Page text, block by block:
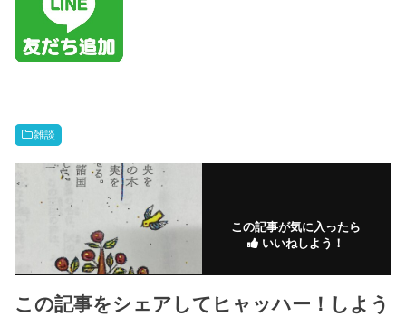
雑談
この記事が気に入ったら
いいねしよう！
この記事をシェアしてヒャッハー！しよう